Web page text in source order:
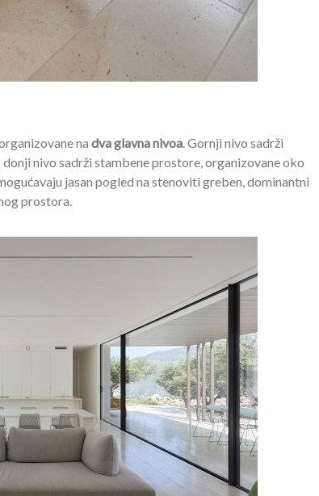
na dva glavna nivoa. Gornji nivo sadrži
nivo sadrži stambene prostore, organizovane oko
jasan pogled na stenoviti greben, dominantni
prostora.